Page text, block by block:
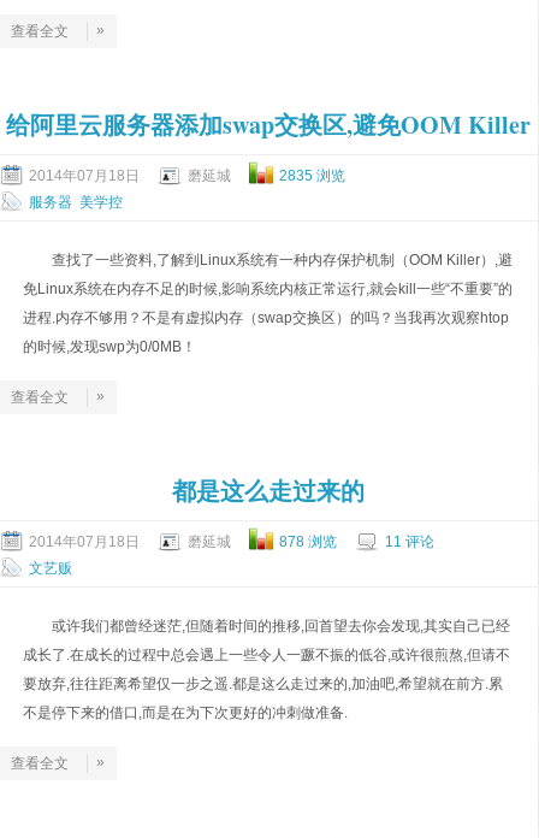
查看全文 »
给阿里云服务器添加swap交换区,避免OOM Killer
2014年07月18日 磨延城
2835 浏览
服务器 美学控
查找了一些资料,了解到Linux系统有一种内存保护机制（OOM Killer）,避
免Linux系统在内存不足的时候,影响系统内核正常运行,就会kill一些“不重要”的
进程.内存不够用？不是有虚拟内存（swap交换区）的吗？当我再次观察htop
的时候,发现swp为0/0MB！
查看全文 »
都是这么走过来的
2014年07月18日 磨延城 878 浏览
11 评论
文艺贩
或许我们都曾经迷茫,但随着时间的推移,回首望去你会发现,其实自己已经
成长了.在成长的过程中总会遇上一些令人一蹶不振的低谷,或许很煎熬,但请不
要放弃,往往距离希望仅一步之遥.都是这么走过来的,加油吧,希望就在前方.累
不是停下来的借口,而是在为下次更好的冲刺做准备.
查看全文 »